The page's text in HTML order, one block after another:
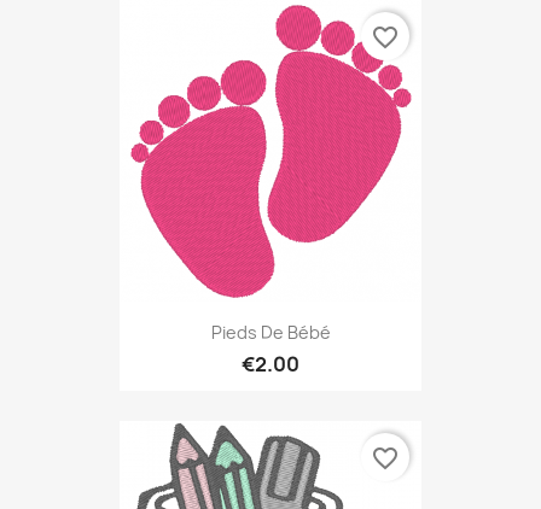
Pieds De Bébé
€2.00
favorite_border
favorite_border